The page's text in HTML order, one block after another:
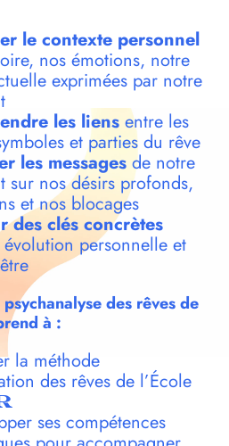
le contexte personnel
nos émotions, notre
exprimées par notre
les liensentre les
et parties du rêve
les messagesde notre
sur nos désirs profonds,
et nos blocages
des clés concrètes
personnelle et
des rêves de
à :
la méthode
des rêves de l’École
ses compétences